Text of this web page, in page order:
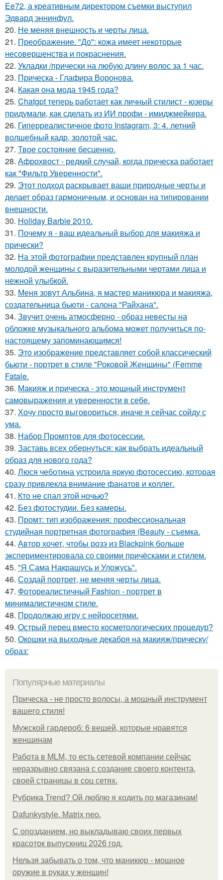
Ee72, а креативным директором съемки выступил
Эдвард эннинфул.
20. Не меняя внешность и черты лица.
21. Преображение. "До": кожа имеет некоторые
несовершенства и покраснения.
22. Укладки /прически на любую длину волос за 1 час.
23. Прическа - Глафира Воронова.
24. Какая она мода 1945 года?
25. Chatgpt теперь работает как личный стилист - юзеры
придумали, как сделать из ИИ профи - имиджмейкера.
26. Гиперреалистичное фото Instagram, 3: 4. летний
волшебный кадр, золотой час.
27. Твое состояние бесценно.
28. Афрохвост - редкий случай, когда прическа работает
как "Фильтр Уверенности".
29. Этот подход раскрывает ваши природные черты и
делает образ гармоничным, и основан на типировании
внешности.
30. Holiday Barbie 2010.
31. Почему я - ваш идеальный выбор для макияжа и
прически?
32. На этой фотографии представлен крупный план
молодой женщины с выразительными чертами лица и
нежной улыбкой.
33. Меня зовут Альбина, я мастер маникюра и макияжа,
создательница бьюти - салона "Райхана".
34. Звучит очень атмосферно - образ невесты на
обложке музыкального альбома может получиться по-
настоящему запоминающимся!
35. Это изображение представляет собой классический
бьюти - портрет в стиле "Роковой Женщины" (Femme
Fatale.
36. Макияж и прическа - это мощный инструмент
самовыражения и уверенности в себе.
37. Хочу просто выговориться, иначе я сейчас сойду с
ума.
38. Набор Промптов для фотосессии.
39. Заставь всех обернуться: как выбрать идеальный
образ для нового года?
40. Люся чеботина устроила яркую фотосессию, которая
сразу привлекла внимание фанатов и коллег.
41. Кто не спал этой ночью?
42. Без фотостудии. Без камеры.
43. Промт: тип изображения: профессиональная
студийная портретная фотография (Beauty - съемка.
44. Автор хочет, чтобы розэ из Blackpink больше
экспериментировала со своими причёсками и стилем.
45. "Я Сама Накрашусь и Уложусь".
46. Создай портрет, не меняя черты лица.
47. Фотореалистичный Fashion - портрет в
минималистичном стиле.
48. Продолжаю игру с нейросетями.
49. Острый перец вместо косметологических процедур?
50. Окошки на выходные декабря на макияж/прическу/
образ:
Популярные материалы
Прическа - не просто волосы, а мощный инструмент
вашего стиля!
Мужской гардероб: 6 вещей, которые нравятся
женщинам
Работа в MLM, то есть сетевой компании сейчас
неразрывно связана с создание своего контента,
своей страницы в соц сетях.
Рубрика Trend? Ой люблю я ходить по магазинам!
Dafunkystyle. Matrix neo.
С опозданием, но выкладываю своих первых
красоток выпускниц 2026 год.
Нельзя забывать о том, что маникюр - мощное
оружие в руках у женщин!